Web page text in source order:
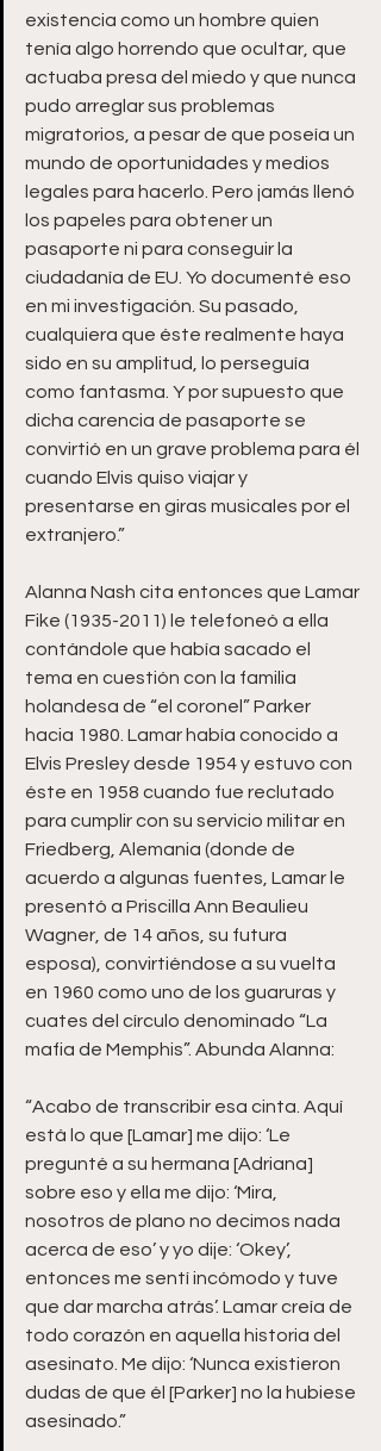
existencia como un hombre quien
tenía algo horrendo que ocultar, que
actuaba presa del miedo y que nunca
pudo arreglar sus problemas
migratorios, a pesar de que poseía un
mundo de oportunidades y medios
legales para hacerlo. Pero jamás llenó
los papeles para obtener un
pasaporte ni para conseguir la
ciudadanía de EU. Yo documenté eso
en mi investigación. Su pasado,
cualquiera que éste realmente haya
sido en su amplitud, lo perseguía
como fantasma. Y por supuesto que
dicha carencia de pasaporte se
convirtió en un grave problema para él
cuando Elvis quiso viajar y
presentarse en giras musicales por el
extranjero.”
Alanna Nash cita entonces que Lamar
Fike (1935-2011) le telefoneó a ella
contándole que había sacado el
tema en cuestión con la familia
holandesa de “el coronel” Parker
hacia 1980. Lamar había conocido a
Elvis Presley desde 1954 y estuvo con
éste en 1958 cuando fue reclutado
para cumplir con su servicio militar en
Friedberg, Alemania (donde de
acuerdo a algunas fuentes, Lamar le
presentó a Priscilla Ann Beaulieu
Wagner, de 14 años, su futura
esposa), convirtiéndose a su vuelta
en 1960 como uno de los guaruras y
cuates del círculo denominado “La
mafia de Memphis”. Abunda Alanna:
“Acabo de transcribir esa cinta. Aquí
está lo que [Lamar] me dijo: ‘Le
pregunté a su hermana [Adriana]
sobre eso y ella me dijo: ‘Mira,
nosotros de plano no decimos nada
acerca de eso’ y yo dije: ‘Okey’,
entonces me sentí incómodo y tuve
que dar marcha atrás’. Lamar creía de
todo corazón en aquella historia del
asesinato. Me dijo: ‘Nunca existieron
dudas de que él [Parker] no la hubiese
asesinado.”